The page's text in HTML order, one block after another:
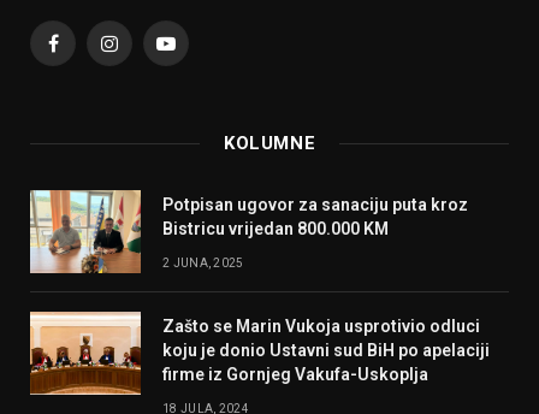
FacebookInstagramYouTube
KOLUMNE
Potpisan ugovor za sanaciju puta kroz
Bistricu vrijedan 800.000 KM
2 JUNA, 2025
Zašto se Marin Vukoja usprotivio odluci
koju je donio Ustavni sud BiH po apelaciji
firme iz Gornjeg Vakufa-Uskoplja
18 JULA, 2024